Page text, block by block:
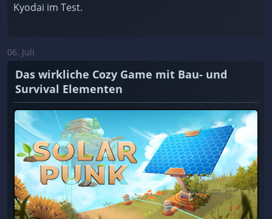
Kyodai im Test.
06. Juli
Das wirkliche Cozy Game mit Bau- und
Survival Elementen